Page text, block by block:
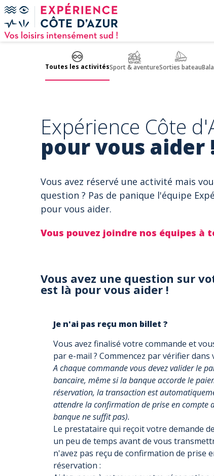
Panneau de gestion des cookies
Toutes les activitésSport & aventureSorties bateau
Expérience Côte
pour vous aider
Vous avez réservé une activité mais
question ? Pas de panique l'équipe
pour vous aider.
Vous pouvez joindre nos équipes à
Vous avez une question sur
est là pour vous aider !
Je n'ai pas reçu mon billet ?
Vous avez finalisé votre commande et
par e-mail ? Commencez par vérifier dans
A chaque commande vous devez valider le
bancaire, même si la banque accorde le
réservation, la transaction est
attendre la confirmation de prise en compte
banque ne suffit pas).
Le prestataire qui reçoit votre demande
un peu de temps avant de vous
n'avez pas reçu de confirmation de prise
réservation :